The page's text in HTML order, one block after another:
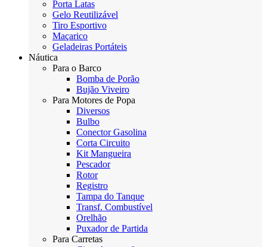
Porta Latas
Gelo Reutilizável
Tiro Esportivo
Maçarico
Geladeiras Portáteis
Náutica
Para o Barco
Bomba de Porão
Bujão Viveiro
Para Motores de Popa
Diversos
Bulbo
Conector Gasolina
Corta Circuito
Kit Mangueira
Pescador
Rotor
Registro
Tampa do Tanque
Transf. Combustível
Orelhão
Puxador de Partida
Para Carretas